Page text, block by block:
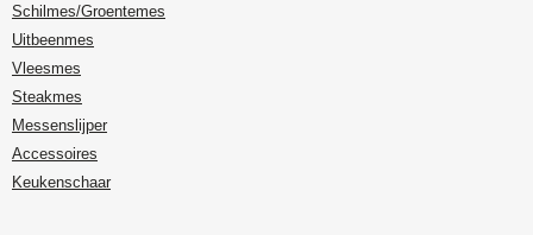
Schilmes/Groentemes
Uitbeenmes
Vleesmes
Steakmes
Messenslijper
Accessoires
Keukenschaar